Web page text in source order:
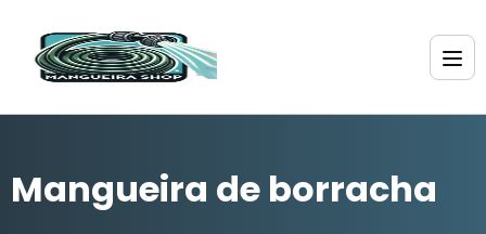
Mangueira de borracha